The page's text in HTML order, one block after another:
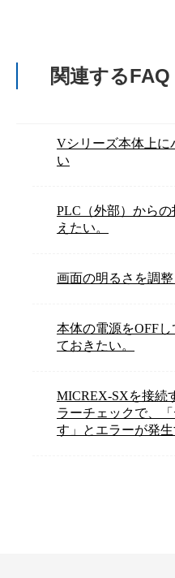
関連するFAQ
Vシリーズ本体上に
い
PLC（外部）から
えたい。
画面の明るさを調整
本体の電源をOFF
ておきたい。
MICREX-SXを接続
ラーチェックで、
す」とエラーが発生